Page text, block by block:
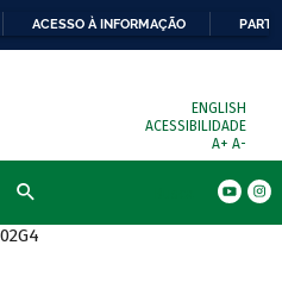
ACESSO À INFORMAÇÃO
ENGLISH
ACESSIBILIDADE
A+ A-